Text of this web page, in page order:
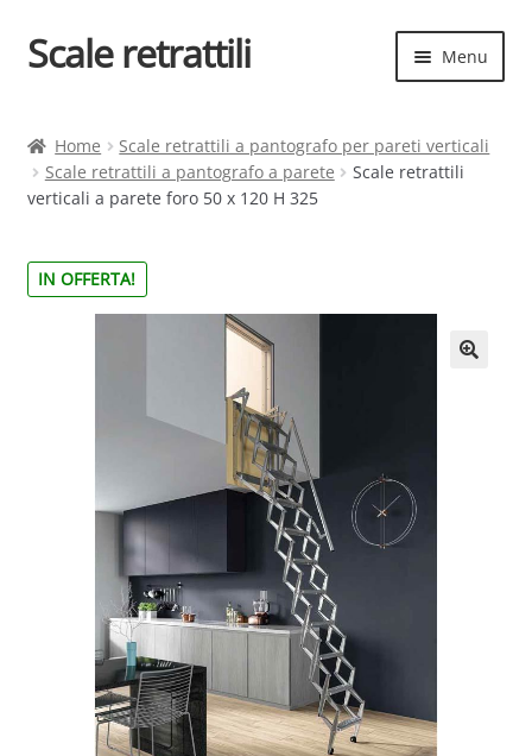
Vai
alla
Vai
al
Scale retrattili Menu
il
Contatti
Elenco scale
menu
Home
Scale retrattili a pantografo per pareti verticali
Scale retrattili a pantografo a parete
Scale retrattili
verticali a parete foro 50 x 120 H 325
IN OFFERTA!